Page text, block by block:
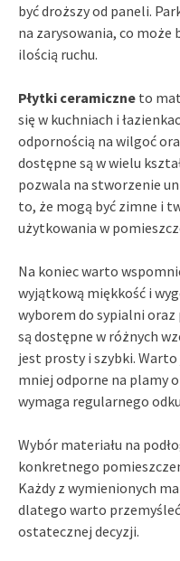
być droższy od paneli.
na zarysowania, co może
ilością ruchu.
Płytki ceramiczne to
się w kuchniach i
odpornością na wilgoć
dostępne są w wielu
pozwala na stworzenie
to, że mogą być zimne i
użytkowania w
Na koniec warto
wyjątkową miękkość i
wyborem do sypialni oraz
są dostępne w różnych
jest prosty i szybki. Warto
mniej odporne na plamy
wymaga regularnego
Wybór materiału na
konkretnego
Każdy z wymienionych
dlatego warto
ostatecznej decyzji.